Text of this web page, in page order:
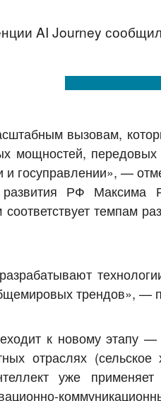
AI Journey
вызовам,
мощностей,
и госуправлении», —
РФ Максима
темпам
трендов», —
к новому этапу
отраслях (сельское
уже